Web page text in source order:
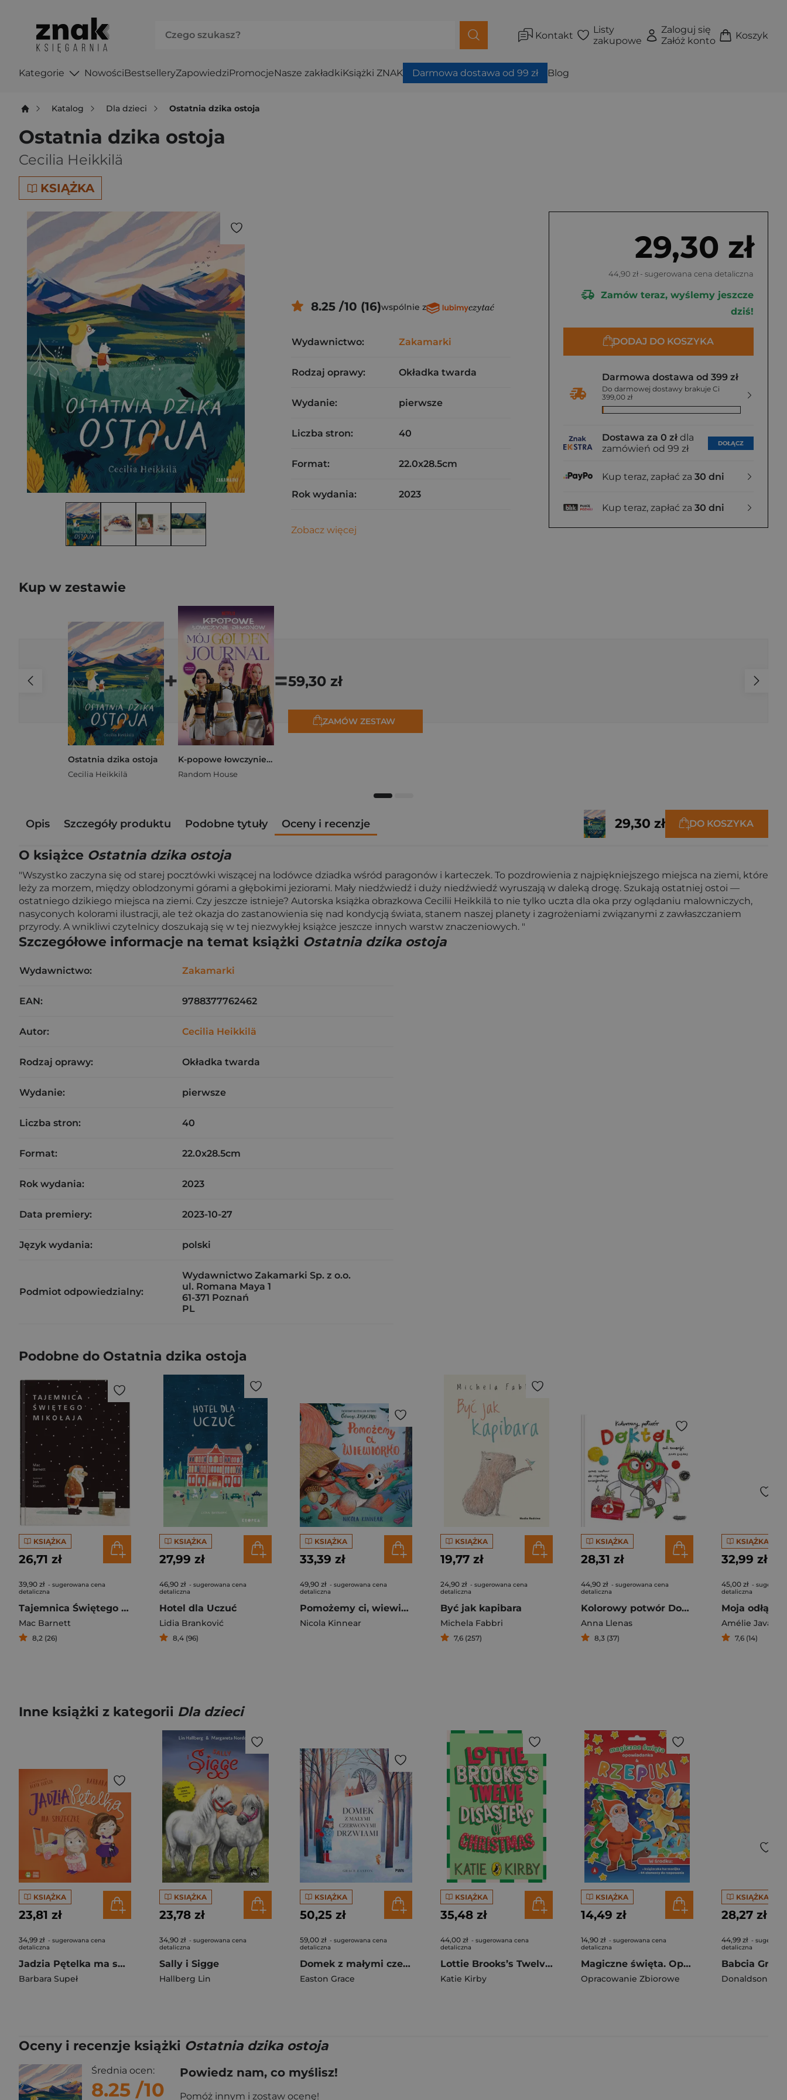
Kontakt
Listy
zakupowe
Zaloguj się
Załóż konto
Koszyk
Kategorie NowościBestselleryZapowiedziPromocjeNasze zakładkiKsiążki ZNAK Darmowa dostawa od 99 zł Blog
Katalog Dla dzieci Ostatnia dzika ostoja
Ostatnia dzika ostoja
Cecilia Heikkilä
KSIĄŻKA
29,30 zł
44,90 zł - sugerowana cena detaliczna
Zamów teraz, wyślemy jeszcze
dziś!
DODAJ DO KOSZYKA
Darmowa dostawa od 399 zł
Do darmowej dostawy brakuje Ci
399,00 zł
Dostawa za 0 zł dla
zamówień od 99 zł
DOŁĄCZ
Kup teraz, zapłać za 30 dni
Kup teraz, zapłać za 30 dni
8.25 /10 (16)wspólnie z
Wydawnictwo: Zakamarki
Rodzaj oprawy: Okładka twarda
Wydanie: pierwsze
Liczba stron: 40
Format: 22.0x28.5cm
Rok wydania: 2023
Zobacz więcej
Kup w zestawie
Ostatnia dzika ostoja
Cecilia Heikkilä
+
K-popowe łowczynie demonów. Mój golden journal. Oficjalny dziennik
Random House
=59,30 zł
ZAMÓW ZESTAW
Opis Szczegóły produktu Podobne tytuły Oceny i recenzje 29,30 zł DO KOSZYKA
O książce Ostatnia dzika ostoja
"Wszystko zaczyna się od starej pocztówki wiszącej na lodówce dziadka wśród paragonów i karteczek. To pozdrowienia z najpiękniejszego miejsca na ziemi, które
leży za morzem, między oblodzonymi górami a głębokimi jeziorami. Mały niedźwiedź i duży niedźwiedź wyruszają w daleką drogę. Szukają ostatniej ostoi —
ostatniego dzikiego miejsca na ziemi. Czy jeszcze istnieje? Autorska książka obrazkowa Cecilii Heikkilä to nie tylko uczta dla oka przy oglądaniu malowniczych,
nasyconych kolorami ilustracji, ale też okazja do zastanowienia się nad kondycją świata, stanem naszej planety i zagrożeniami związanymi z zawłaszczaniem
przyrody. A wnikliwi czytelnicy doszukają się w tej niezwykłej książce jeszcze innych warstw znaczeniowych. "
Szczegółowe informacje na temat książki Ostatnia dzika ostoja
Wydawnictwo: Zakamarki
EAN: 9788377762462
Autor: Cecilia Heikkilä
Rodzaj oprawy: Okładka twarda
Wydanie: pierwsze
Liczba stron: 40
Format: 22.0x28.5cm
Rok wydania: 2023
Data premiery: 2023-10-27
Język wydania: polski
Podmiot odpowiedzialny:
Wydawnictwo Zakamarki Sp. z o.o.
ul. Romana Maya 1
61-371 Poznań
PL
Podobne do Ostatnia dzika ostoja
KSIĄŻKA
26,71 zł
39,90 zł - sugerowana cena
detaliczna
Tajemnica Świętego Mikołaja
Mac Barnett
8,2 (26)
KSIĄŻKA
27,99 zł
46,90 zł - sugerowana cena
detaliczna
Hotel dla Uczuć
Lidia Branković
8,4 (96)
KSIĄŻKA
33,39 zł
49,90 zł - sugerowana cena
detaliczna
Pomożemy ci, wiewiórko
Nicola Kinnear
KSIĄŻKA
19,77 zł
24,90 zł - sugerowana cena
detaliczna
Być jak kapibara
Michela Fabbri
7,6 (257)
KSIĄŻKA
28,31 zł
44,90 zł - sugerowana cena
detaliczna
Kolorowy potwór Doktor od emocji
Anna Llenas
8,3 (37)
KSIĄŻKA
32,99 zł
45,00 zł -
detaliczna
Amélie Javaux
7,6 (14)
Inne książki z kategorii Dla dzieci
KSIĄŻKA
23,81 zł
34,99 zł - sugerowana cena
detaliczna
Jadzia Pętelka ma sprzeczkę. Jadzia Pętelka
Barbara Supeł
KSIĄŻKA
23,78 zł
34,90 zł - sugerowana cena
detaliczna
Sally i Sigge
Hallberg Lin
KSIĄŻKA
50,25 zł
59,00 zł - sugerowana cena
detaliczna
Domek z małymi czerwonymi drzwiami
Easton Grace
KSIĄŻKA
35,48 zł
44,00 zł - sugerowana cena
detaliczna
Lottie Brooks’s Twelve Disasters of Christmas
Katie Kirby
KSIĄŻKA
14,49 zł
14,90 zł - sugerowana cena
detaliczna
Magiczne święta. Opowiadanka & rzepiki
Opracowanie Zbiorowe
KSIĄŻKA
28,27 zł
44,99 zł -
detaliczna
Babcia
Donaldson
Oceny i recenzje książki Ostatnia dzika ostoja
Średnia ocen:
8.25 /10
Powiedz nam, co myślisz!
Pomóż innym i zostaw ocenę!